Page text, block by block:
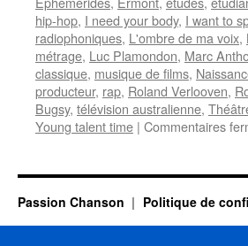
hip-hop, I need your body, I want to
radiophoniques, L'ombre de ma voix,
métrage, Luc Plamondon, Marc
classique, musique de films,
producteur, rap, Roland Verlooven,
Bugsy, télévision australienne,
Young talent time | Commentaires
Passion Chanson Politique de